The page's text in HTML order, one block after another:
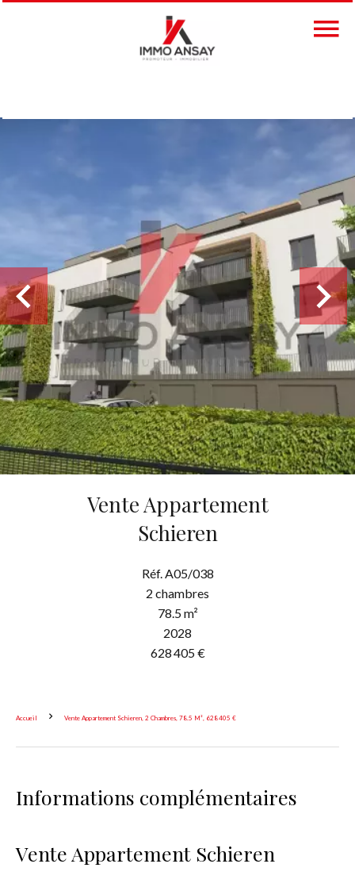
Vente Appartement
Schieren
Réf. A05/038
2 chambres
78.5 m²
2028
628 405 €
Accueil Vente Appartement Schieren, 2 Chambres, 78.5 M², 628 405 €
Informations complémentaires
Vente Appartement Schieren